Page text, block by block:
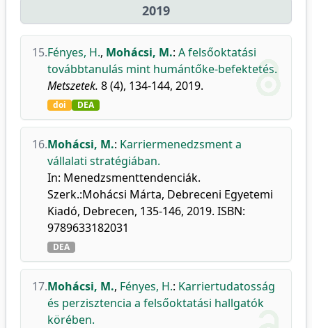
2019
15.Fényes, H., Mohácsi, M.: A felsőoktatási
továbbtanulás mint humántőke-befektetés.
Metszetek. 8 (4), 134-144, 2019.
doi DEA
16.Mohácsi, M.: Karriermenedzsment a
vállalati stratégiában.
In: Menedzsmenttendenciák.
Szerk.:Mohácsi Márta, Debreceni Egyetemi
Kiadó, Debrecen, 135-146, 2019. ISBN:
9789633182031
DEA
17.Mohácsi, M., Fényes, H.: Karriertudatosság
és perzisztencia a felsőoktatási hallgatók
körében.